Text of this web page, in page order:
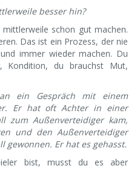
besser hin?
schon gut machen.
Das ist ein Prozess, der nie
immer wieder machen. Du
Kondition, du brauchst Mut,
ein Gespräch mit einem
Er hat oft Achter in einer
zum Außenverteidiger kam,
und den Außenverteidiger
gewonnen. Er hat es gehasst.
bist, musst du es aber